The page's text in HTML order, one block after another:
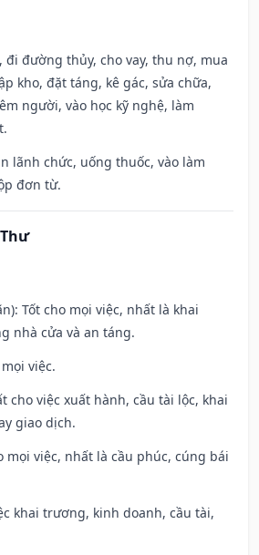
đi đường thủy, cho vay, thu nợ, mua
kho, đặt táng, kê gác, sửa chữa,
người, vào học kỹ nghệ, làm
lãnh chức, uống thuốc, vào làm
đơn từ.
Tốt cho mọi việc, nhất là khai
nhà cửa và an táng.
việc.
cho việc xuất hành, cầu tài lộc, khai
giao dịch.
mọi việc, nhất là cầu phúc, cúng bái
khai trương, kinh doanh, cầu tài,